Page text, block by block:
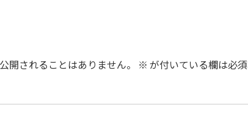
開されることはありません。 ※ が付いている欄は必